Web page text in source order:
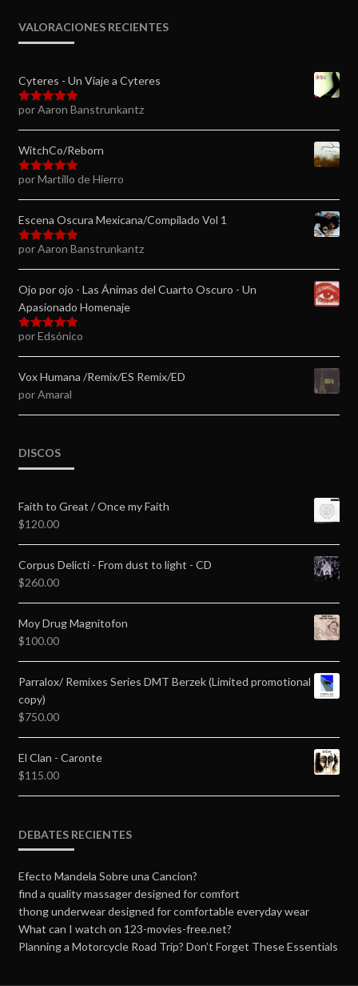
VALORACIONES RECIENTES
Cyteres - Un Viaje a Cyteres
Valorado en
por Aaron Banstrunkantz
WitchCo/Reborn
Valorado en
por Martillo de Hierro
Escena Oscura Mexicana/Compilado Vol 1
Valorado en
por Aaron Banstrunkantz
Ojo por ojo - Las Ánimas del Cuarto Oscuro - Un
Apasionado Homenaje
Valorado en
por Edsónico
Vox Humana /Remix/ES Remix/ED
por Amaral
DISCOS
Faith to Great / Once my Faith
$120.00
Corpus Delicti - From dust to light - CD
$260.00
Moy Drug Magnitofon
$100.00
Parralox/ Remixes Series DMT Berzek (Limited promotional
copy)
$750.00
El Clan - Caronte
$115.00
DEBATES RECIENTES
Efecto Mandela Sobre una Cancion?
find a quality massager designed for comfort
thong underwear designed for comfortable everyday wear
What can I watch on 123-movies-free.net?
Planning a Motorcycle Road Trip? Don’t Forget These Essentials